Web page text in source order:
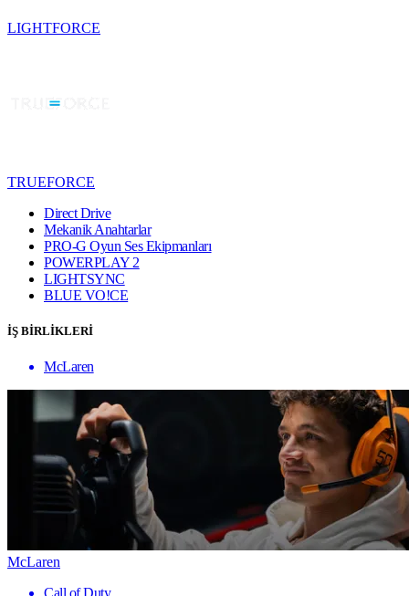
LIGHTFORCE
TRUEFORCE
Direct Drive
Mekanik Anahtarlar
PRO-G Oyun Ses Ekipmanları
POWERPLAY 2
LIGHTSYNC
BLUE VO!CE
İŞ BİRLİKLERİ
McLaren
McLaren
Call of Duty